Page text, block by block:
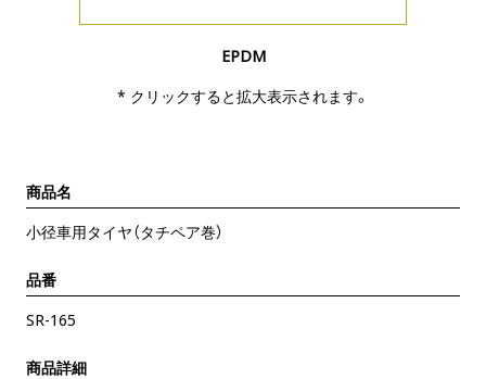
EPDM
* クリックすると拡大表示されます。
商品名
小径車用タイヤ（タチペア巻）
品番
SR-165
商品詳細